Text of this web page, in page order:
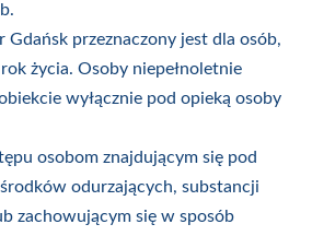
Gdańsk przeznaczony jest dla osób,
życia. Osoby niepełnoletnie
wyłącznie pod opieką osoby
osobom znajdującym się pod
odurzających, substancji
zachowującym się w sposób